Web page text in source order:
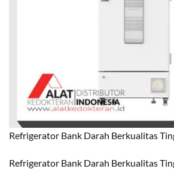
Refrigerator Bank Darah Berkualitas
Refrigerator Bank Darah Berkualitas